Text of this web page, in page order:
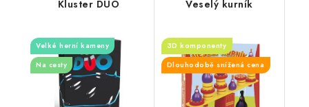
Kluster DUO
Velké herní kameny
Na cesty
Veselý kurník
3D komponenty
Dlouhodobě snížená cena